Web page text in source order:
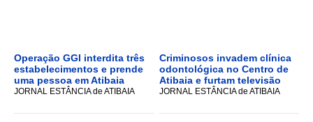
Operação GGI interdita três
estabelecimentos e prende
uma pessoa em Atibaia
JORNAL ESTÂNCIA de ATIBAIA
Criminosos invadem clínica
odontológica no Centro de
Atibaia e furtam televisão
JORNAL ESTÂNCIA de ATIBAIA